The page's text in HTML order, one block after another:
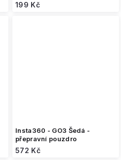
199 Kč
Insta360 - GO3 Šedá -
přepravní pouzdro
572 Kč